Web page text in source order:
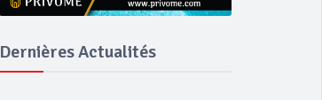
Dernières Actualités